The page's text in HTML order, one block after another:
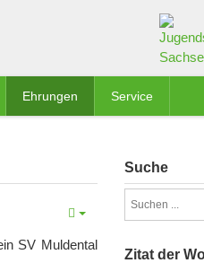
Ehrungen Service
SV Muldental
Suche
Zitat der